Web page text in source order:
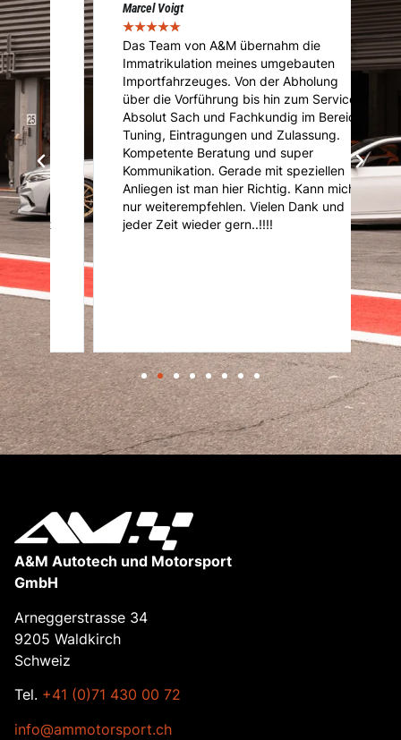
Marcel Voigt
★★ ★★
Das Team von A&M übernahm die
Immatrikulation meines umgebauten
Importfahrzeuges. Von der Abholung
über die Vorführung bis hin zum Service.
Absolut Sach und Fachkundig im Bereich
Tuning, Eintragungen und Zulassung.
Kompetente Beratung und super
Kommunikation. Gerade mit speziellen
Anliegen ist man hier Richtig. Kann mich
nur weiterempfehlen. Vielen Dank und
jeder Zeit wieder gern..!!!!
★
A&M Autotech und Motorsport
GmbH
Arneggerstrasse 34
9205 Waldkirch
Schweiz
Tel. +41 (0)71 430 00 72
info@ammotorsport.ch